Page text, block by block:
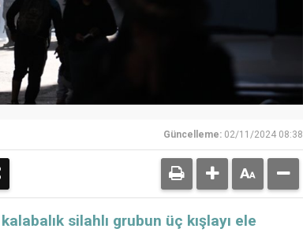
Güncelleme: 02/11/2024 08:38
silahlı grubun üç kışlayı ele